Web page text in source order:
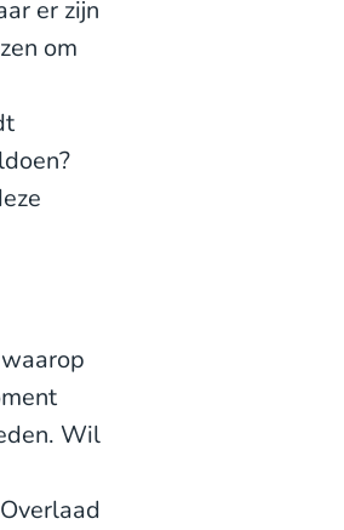
er zijn
om
Wil